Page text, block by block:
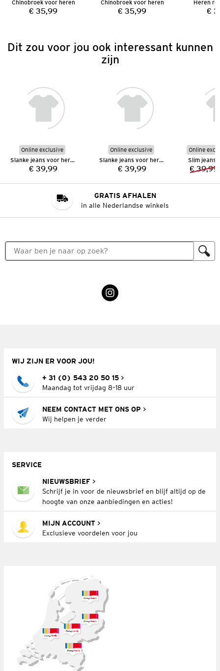
Chinobroek voor heren
Prijs:
€ 35,99
Chinobroek voor heren
Prijs:
€ 35,99
Heren
€
Dit zou voor jou ook interessant kunnen
zijn
Online exclusive
Slanke jeans voor heren
Prijs:
€ 39,99
Online exclusive
Slanke jeans voor heren
Prijs:
€ 39,99
Online
€ 39,99
GRATIS AFHALEN
in alle Nederlandse winkels
WIJ ZIJN ER VOOR JOU!
+ 31 (0) 543 20 50 15
Maandag tot vrijdag 8–18 uur
NEEM CONTACT MET ONS OP
Wij helpen je verder
SERVICE
NIEUWSBRIEF
Schrijf je in voor de nieuwsbrief en blijf altijd op de
hoogte van onze aanbiedingen en acties!
MIJN ACCOUNT
Exclusieve voordelen voor jou